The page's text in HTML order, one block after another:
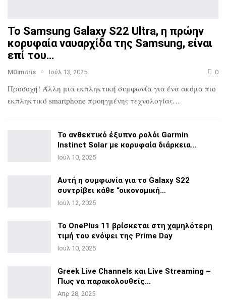
Το Samsung Galaxy S22 Ultra, η πρώην
κορυφαία ναυαρχίδατης Samsung, είναι
επί του…
MDimitris Ιούλ 13, 2025 0
Προσοχή! Άλλη μια εκπληκτική συμφωνία για ένα ακόμα πιο
εκπληκτικό smartphone προηγμένης τεχνολογίας…
Το ανθεκτικό έξυπνο ρολόι Garmin
Instinct Solar με κορυφαία διάρκεια…
Ιούλ 10, 2025
Αυτή η συμφωνία για το Galaxy S22
συντρίβει κάθε “οικονομική…
Ιούλ 12, 2025
Το OnePlus 11 βρίσκεται στη χαμηλότερη
τιμή του ενόψει της Prime Day
Ιούλ 10, 2025
Greek Live Channels και Live Streaming –
Πως να παρακολουθείς…
Απρ 28, 2025